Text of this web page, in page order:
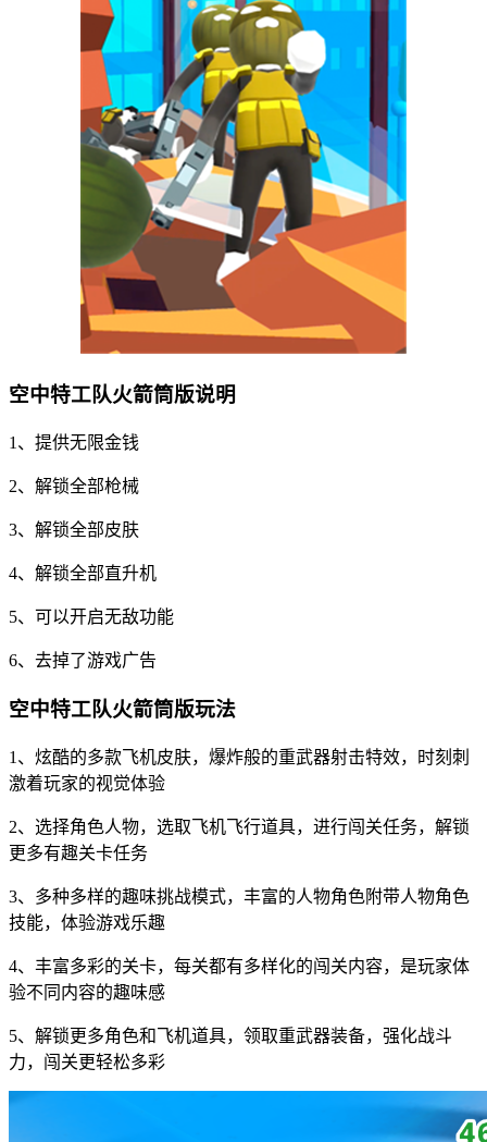
空中特工队火箭筒版说明
1、提供无限金钱
2、解锁全部枪械
3、解锁全部皮肤
4、解锁全部直升机
5、可以开启无敌功能
6、去掉了游戏广告
空中特工队火箭筒版玩法
1、炫酷的多款飞机皮肤，爆炸般的重武器射击特效，时刻刺
激着玩家的视觉体验
2、选择角色人物，选取飞机飞行道具，进行闯关任务，解锁
更多有趣关卡任务
3、多种多样的趣味挑战模式，丰富的人物角色附带人物角色
技能，体验游戏乐趣
4、丰富多彩的关卡，每关都有多样化的闯关内容，是玩家体
验不同内容的趣味感
5、解锁更多角色和飞机道具，领取重武器装备，强化战斗
力，闯关更轻松多彩